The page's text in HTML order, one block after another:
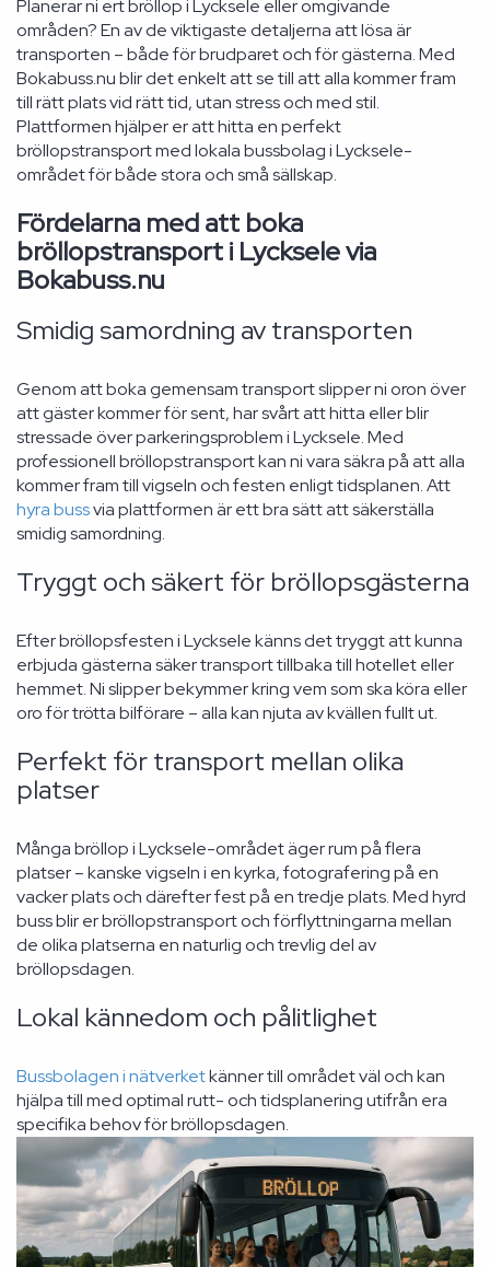
Planerar ni ert bröllop i Lycksele eller omgivande
områden? En av de viktigaste detaljerna att lösa är
transporten – både för brudparet och för gästerna. Med
Bokabuss.nu blir det enkelt att se till att alla kommer fram
till rätt plats vid rätt tid, utan stress och med stil.
Plattformen hjälper er att hitta en perfekt
bröllopstransport med lokala bussbolag i Lycksele-
området för både stora och små sällskap.
Fördelarna med att boka
bröllopstransport i Lycksele via
Bokabuss.nu
Smidig samordning av transporten
Genom att boka gemensam transport slipper ni oron över
att gäster kommer för sent, har svårt att hitta eller blir
stressade över parkeringsproblem i Lycksele. Med
professionell bröllopstransport kan ni vara säkra på att alla
kommer fram till vigseln och festen enligt tidsplanen. Att
hyra bussvia plattformen är ett bra sätt att säkerställa
smidig samordning.
Tryggt och säkert för bröllopsgästerna
Efter bröllopsfesten i Lycksele känns det tryggt att kunna
erbjuda gästerna säker transport tillbaka till hotellet eller
hemmet. Ni slipper bekymmer kring vem som ska köra eller
oro för trötta bilförare – alla kan njuta av kvällen fullt ut.
Perfekt för transport mellan olika
platser
Många bröllop i Lycksele-området äger rum på flera
platser – kanske vigseln i en kyrka, fotografering på en
vacker plats och därefter fest på en tredje plats. Med hyrd
buss blir er bröllopstransport och förflyttningarna mellan
de olika platserna en naturlig och trevlig del av
bröllopsdagen.
Lokal kännedom och pålitlighet
Bussbolagen i nätverketkänner till området väl och kan
hjälpa till med optimal rutt- och tidsplanering utifrån era
specifika behov för bröllopsdagen.